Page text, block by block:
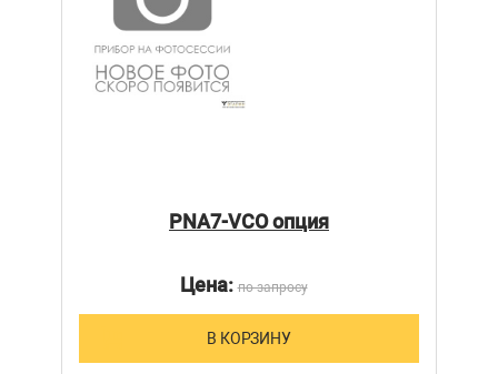
PNA7-VCO опция
Цена:по запросу
В КОРЗИНУ